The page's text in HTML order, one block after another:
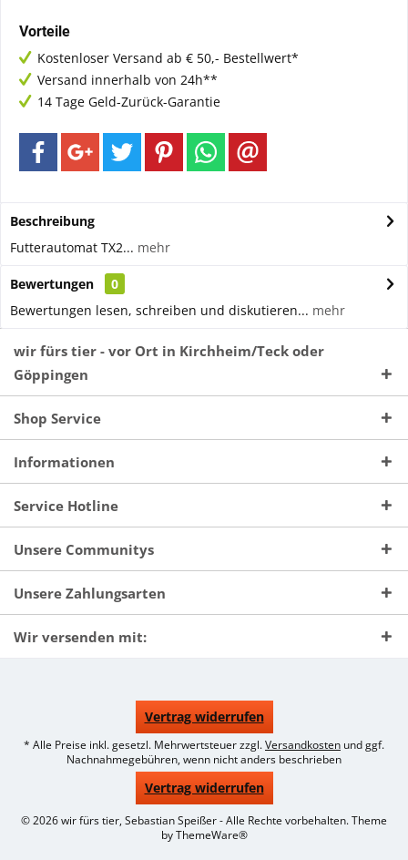
Vorteile
Kostenloser Versand ab € 50,- Bestellwert*
Versand innerhalb von 24h**
14 Tage Geld-Zurück-Garantie
Beschreibung
Futterautomat TX2... mehr
Bewertungen
0
Bewertungen lesen, schreiben und diskutieren... mehr
wir fürs tier - vor Ort in Kirchheim/Teck oder
Göppingen
Shop Service
Informationen
Service Hotline
Unsere Communitys
Unsere Zahlungsarten
Wir versenden mit:
Vertrag widerrufen
* Alle Preise inkl. gesetzl. Mehrwertsteuer zzgl.Versandkosten und ggf.
Nachnahmegebühren, wenn nicht anders beschrieben
Vertrag widerrufen
© 2026 wir fürs tier, Sebastian Speißer - Alle Rechte vorbehalten. Theme
byThemeWare®